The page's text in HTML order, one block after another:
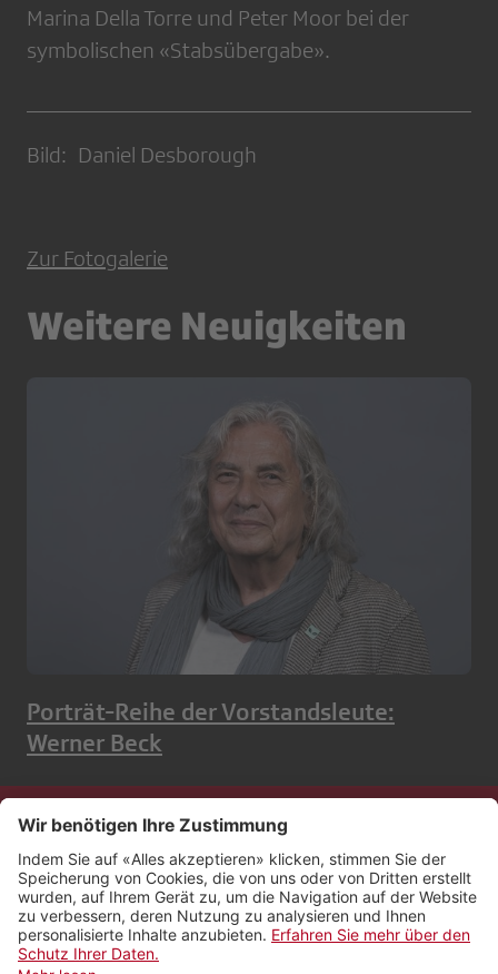
Marina Della Torre und Peter Moor bei der
symbolischen «Stabsübergabe».
Bild: Daniel Desborough
Zur Fotogalerie
Weitere Neuigkeiten
Porträt-Reihe der Vorstandsleute:
Werner Beck
Kontakt
Impressum
Rechtliches
Netiquette